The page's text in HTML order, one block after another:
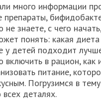
много информации
препараты,
не знаете, с чего
понять: какая
у детей подходит
в рацион, как
питание,
Погрузимся в
деталях.